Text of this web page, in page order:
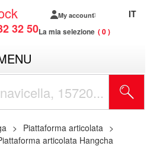
32 50
My account
La mia selezione 0
IT
Piattaforma articolata
articolata Hangcha